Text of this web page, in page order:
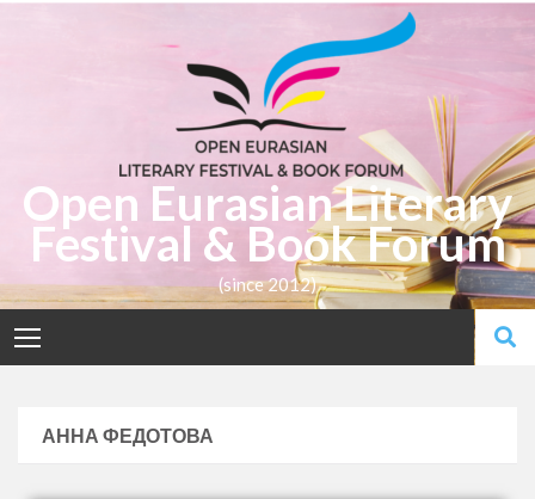
Open Eurasian Literary
Festival & Book Forum
(since 2012)
АННА ФЕДОТОВА